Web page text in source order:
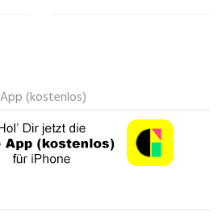
(kostenlos)